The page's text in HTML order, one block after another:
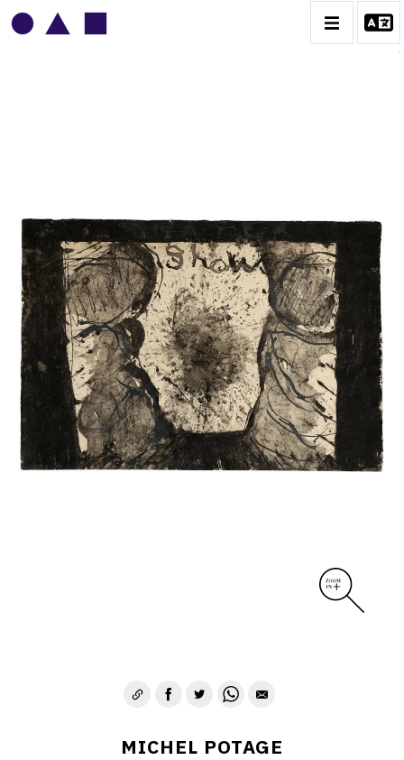
CATALOGUE DES OEUVRES
CONTACT
MICHEL POTAGE